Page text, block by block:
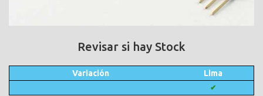
Revisar si hay Stock
Variación Lima
✔